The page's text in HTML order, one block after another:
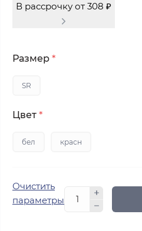
В рассрочку от 308 ₽
Размер *
SR
Цвет *
бел красн
Очистить
параметры